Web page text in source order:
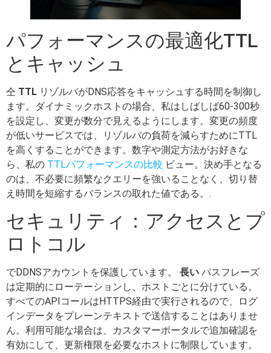
パフォーマンスの最適化TTL
とキャッシュ
仝 TTL リゾルバがDNS応答をキャッシュする時間を制御し
ます。ダイナミックホストの場合、私はしばしば60-300秒
を設定し、変更が数分で見えるようにします。変更の頻度
が低いサービスでは、リゾルバの負荷を減らすためにTTL
を高くすることができます。数字や測定方法がお好きな
ら、私の TTLパフォーマンスの比較 ビュー。決め手となる
のは、不必要に頻繁なクエリーを強いることなく、切り替
え時間を短縮するバランスの取れた値である。.
セキュリティ：アクセスとプ
ロトコル
でDDNSアカウントを保護しています。 長い パスフレーズ
は定期的にローテーションし、ホストごとに分けている。
すべてのAPIコールはHTTPS経由で実行されるので、ログ
インデータをプレーンテキストで送信することはありませ
ん。利用可能な場合は、カスタマーポータルで追加確認を
有効にして、更新権限を必要なホストに制限しています。